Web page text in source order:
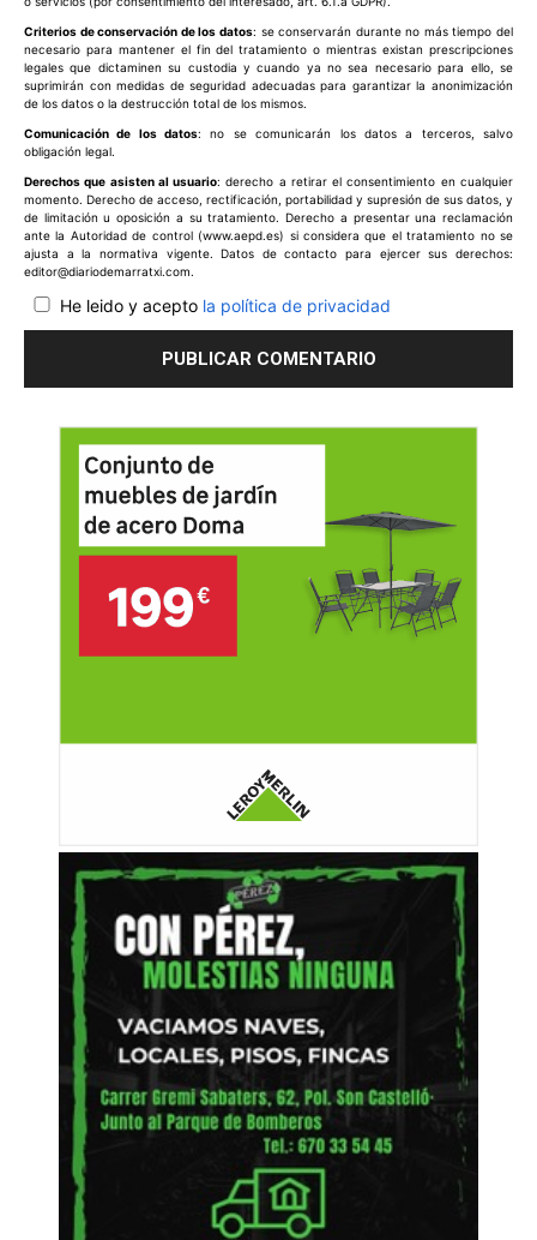
Criterios de conservación de los datos: se conservarán durante no más tiempo del
necesario para mantener el fin del tratamiento o mientras existan prescripciones
legales que dictaminen su custodia y cuando ya no sea necesario para ello, se
suprimirán con medidas de seguridad adecuadas para garantizar la anonimización
de los datos o la destrucción total de los mismos.
Comunicación de los datos: no se comunicarán los datos a terceros, salvo
obligación legal.
Derechos que asisten al usuario: derecho a retirar el consentimiento en cualquier
momento. Derecho de acceso, rectificación, portabilidad y supresión de sus datos, y
de limitación u oposición a su tratamiento. Derecho a presentar una reclamación
ante la Autoridad de control (www.aepd.es) si considera que el tratamiento no se
ajusta a la normativa vigente. Datos de contacto para ejercer sus derechos:
editor@diariodemarratxi.com.
He leido y acepto la política de privacidad